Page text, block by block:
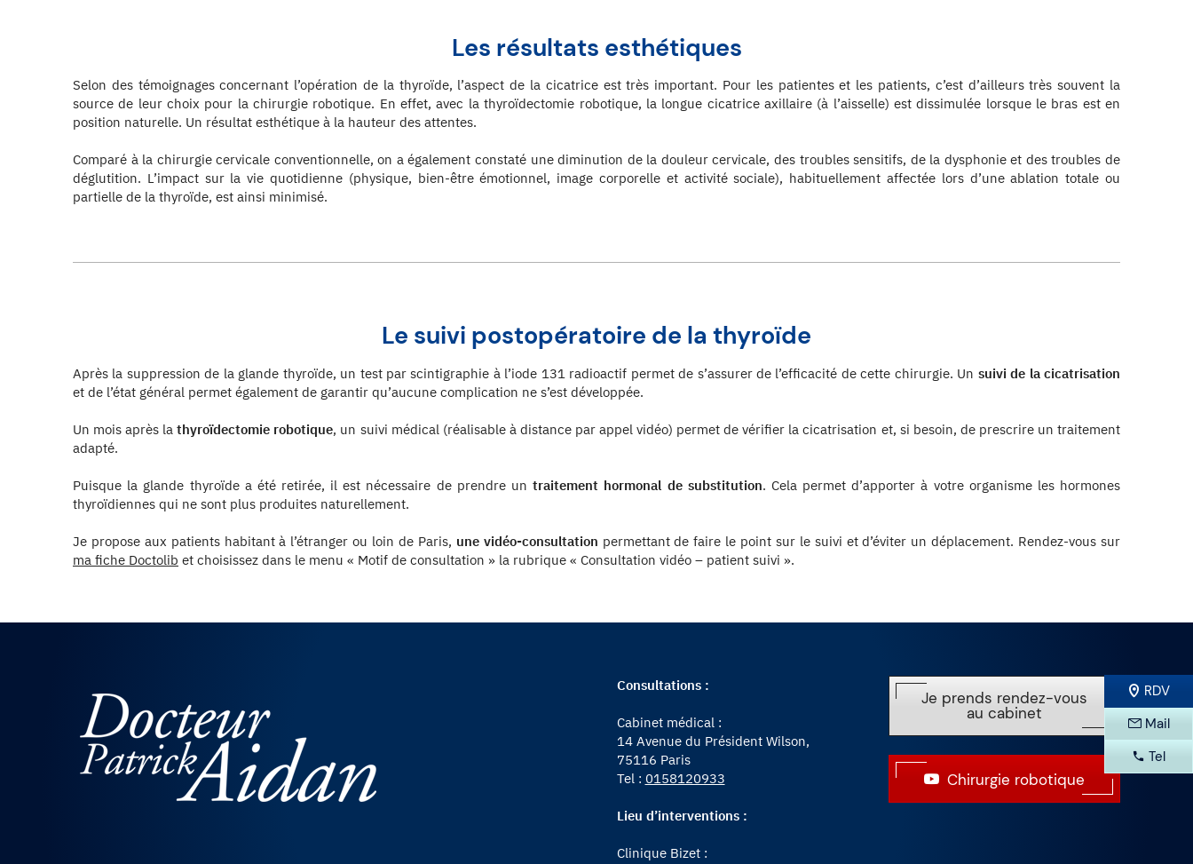
Les résultats esthétiques
Selon des témoignages concernant l’opération de la thyroïde, l’aspect de la cicatrice est très important. Pour les patientes et les patients, c’est d’ailleurs très souvent la
source de leur choix pour la chirurgie robotique. En effet, avec la thyroïdectomie robotique, la longue cicatrice axillaire (à l’aisselle) est dissimulée lorsque le bras est en
position naturelle. Un résultat esthétique à la hauteur des attentes.
Comparé à la chirurgie cervicale conventionnelle, on a également constaté une diminution de la douleur cervicale, des troubles sensitifs, de la dysphonie et des troubles de
déglutition. L’impact sur la vie quotidienne (physique, bien-être émotionnel, image corporelle et activité sociale), habituellement affectée lors d’une ablation totale ou
partielle de la thyroïde, est ainsi minimisé.
Le suivi postopératoire de la thyroïde
Après la suppression de la glande thyroïde, un test par scintigraphie à l’iode 131 radioactif permet de s’assurer de l’efficacité de cette chirurgie. Un suivi de la cicatrisation
et de l’état général permet également de garantir qu’aucune complication ne s’est développée.
Un mois après lathyroïdectomie robotique, un suivi médical (réalisable à distance par appel vidéo) permet de vérifier la cicatrisation et, si besoin, de prescrire un traitement
adapté.
Puisque la glande thyroïde a été retirée, il est nécessaire de prendre untraitement hormonal de substitution. Cela permet d’apporter à votre organisme les hormones
thyroïdiennes qui ne sont plus produites naturellement.
Je propose aux patients habitant à l’étranger ou loin de Paris, une vidéo-consultation permettant de faire le point sur le suivi et d’éviter un déplacement. Rendez-vous sur
ma fiche Doctolib et choisissez dans le menu « Motif de consultation » la rubrique « Consultation vidéo – patient suivi ».
Consultations :
Cabinet médical :
14 Avenue du Président Wilson,
75116 Paris
Tel : 0158120933
Lieu d’interventions :
Clinique Bizet :
Je prends rendez-vous
au cabinet
Chirurgie robotique
RDV
Mail
Tel